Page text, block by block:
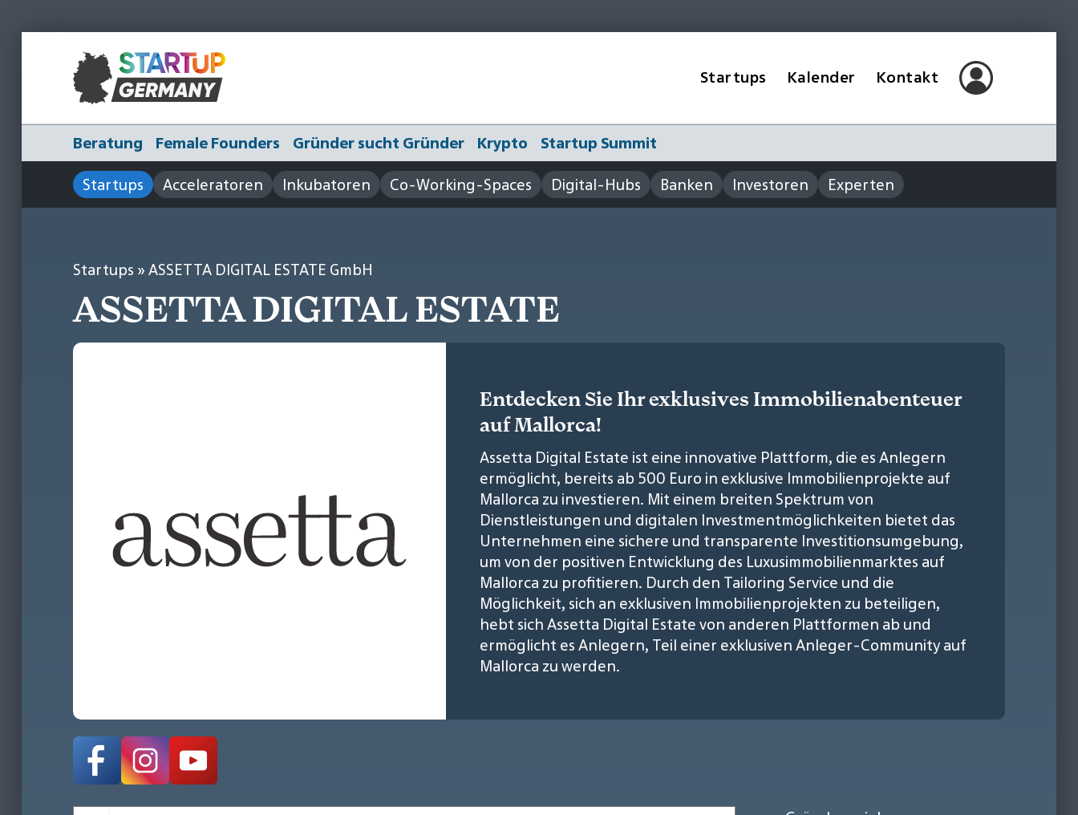
Startups Kalender Kontakt
Beratung Female Founders Gründer sucht Gründer Krypto
Startup Summit
Startups
Acceleratoren Inkubatoren Co-Working-Spaces Digital-Hubs Banken Investoren Experten
Startups » ASSETTA DIGITAL ESTATE GmbH
ASSETTA DIGITAL ESTATE
Entdecken Sie Ihr exklusives Immobilienabenteuer
auf Mallorca!
Assetta Digital Estate ist eine innovative Plattform, die es Anlegern
ermöglicht, bereits ab 500 Euro in exklusive Immobilienprojekte auf
Mallorca zu investieren. Mit einem breiten Spektrum von
Dienstleistungen und digitalen Investmentmöglichkeiten bietet das
Unternehmen eine sichere und transparente Investitionsumgebung,
um von der positiven Entwicklung des Luxusimmobilienmarktes auf
Mallorca zu profitieren. Durch den Tailoring Service und die
Möglichkeit, sich an exklusiven Immobilienprojekten zu beteiligen,
hebt sich Assetta Digital Estate von anderen Plattformen ab und
ermöglicht es Anlegern, Teil einer exklusiven Anleger-Community auf
Mallorca zu werden.